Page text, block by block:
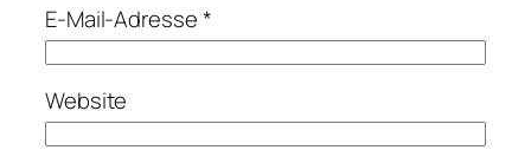
E-Mail-Adresse*
Website